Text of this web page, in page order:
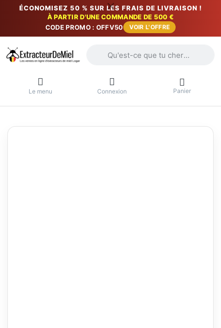
ÉCONOMISEZ 50 % SUR LES FRAIS DE LIVRAISON !
À PARTIR D'UNE COMMANDE DE 500 €
CODE PROMO : OFFV50
VOIR L'OFFRE
Le menu Connexion Panier